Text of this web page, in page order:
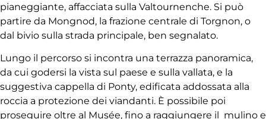
pianeggiante, affacciata sulla Valtournenche. Si può
partire da Mongnod, la frazione centrale di Torgnon, o
dal bivio sulla strada principale, ben segnalato.
Lungo il percorso si incontra una terrazza panoramica,
da cui godersi la vista sul paese e sulla vallata, e la
suggestiva cappella di Ponty, edificata addossata alla
roccia a protezione dei viandanti. È possibile poi
proseguire oltre al Musée, fino a raggiungere il mulino e